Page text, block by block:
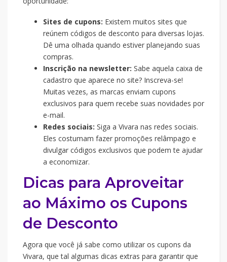
Sites de cupons: Existem muitos sites que
reúnem códigos de desconto para diversas lojas.
Dê uma olhada quando estiver planejando suas
compras.
Inscrição na newsletter: Sabe aquela caixa de
cadastro que aparece no site? Inscreva-se!
Muitas vezes, as marcas enviam cupons
exclusivos para quem recebe suas novidades por
e-mail.
Redes sociais: Siga a Vivara nas redes sociais.
Eles costumam fazer promoções relâmpago e
divulgar códigos exclusivos que podem te ajudar
a economizar.
Dicas para Aproveitar
ao Máximo os Cupons
de Desconto
Agora que você já sabe como utilizar os cupons da
Vivara, que tal algumas dicas extras para garantir que